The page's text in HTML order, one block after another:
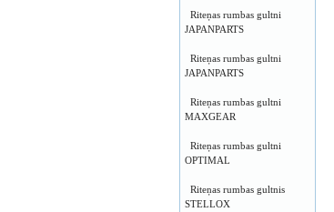
Riteņas rumbas gultni
JAPANPARTS
Riteņas rumbas gultni
JAPANPARTS
Riteņas rumbas gultni
MAXGEAR
Riteņas rumbas gultni
OPTIMAL
Riteņas rumbas gultnis
STELLOX